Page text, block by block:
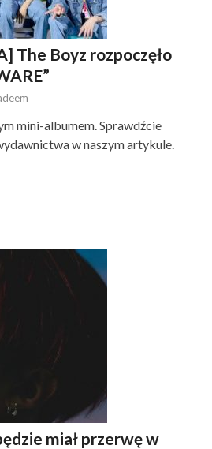
The Boyz rozpoczęło
mini-albumem. Sprawdźcie
w naszym artykule.
miał przerwę w